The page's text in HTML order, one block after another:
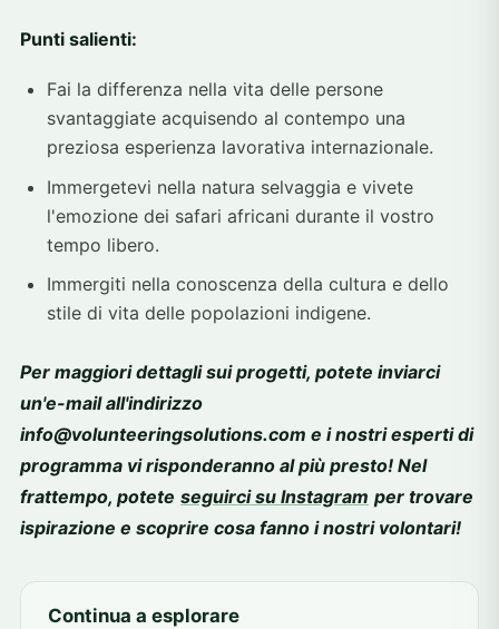
Punti salienti:
Fai la differenza nella vita delle persone
svantaggiate acquisendo al contempo una
preziosa esperienza lavorativa internazionale.
Immergetevi nella natura selvaggia e vivete
l'emozione dei safari africani durante il vostro
tempo libero.
Immergiti nella conoscenza della cultura e dello
stile di vita delle popolazioni indigene.
Per maggiori dettagli sui progetti, potete inviarci
un'e-mail all'indirizzo
info@volunteeringsolutions.com e i nostri esperti di
programma vi risponderanno al più presto! Nel
frattempo, potete seguirci su Instagram per trovare
ispirazione e scoprire cosa fanno i nostri volontari!
Continua a esplorare